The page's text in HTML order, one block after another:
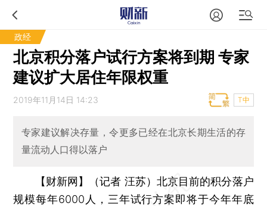
政经
北京积分落户试行方案将到期 专家
建议扩大居住年限权重
2019年11月14日 14:23 T中
专家建议解决存量，令更多已经在北京长期生活的存
量流动人口得以落户
【财新网】（记者 汪苏） 北京目前的积分落户
规模每年6000人，三年试行方案即将于今年年底